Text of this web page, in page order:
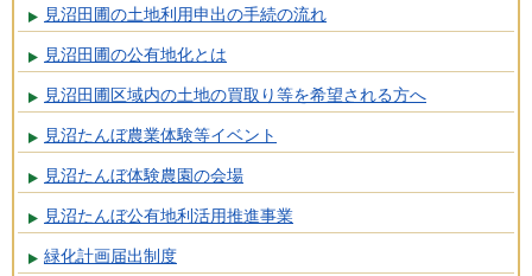
見沼田圃の土地利用申出の手続の流れ
見沼田圃の公有地化とは
見沼田圃区域内の土地の買取り等を希望される方へ
見沼たんぼ農業体験等イベント
見沼たんぼ体験農園の会場
見沼たんぼ公有地利活用推進事業
緑化計画届出制度